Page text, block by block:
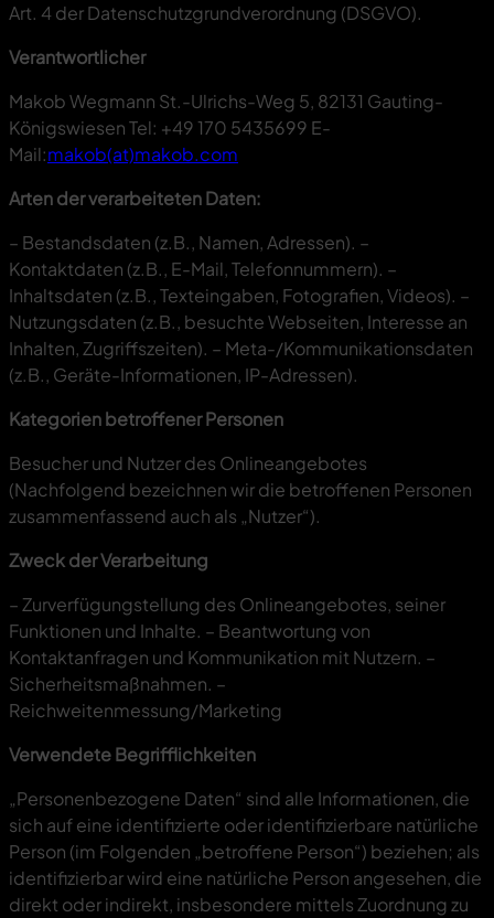
Art. 4 der Datenschutzgrundverordnung (DSGVO).
Verantwortlicher
Makob Wegmann St.-Ulrichs-Weg 5, 82131 Gauting-
Königswiesen Tel: +49 170 5435699 E-
Mail:makob(at)makob.com
Arten der verarbeiteten Daten:
– Bestandsdaten (z.B., Namen, Adressen). –
Kontaktdaten (z.B., E-Mail, Telefonnummern). –
Inhaltsdaten (z.B., Texteingaben, Fotografien, Videos). –
Nutzungsdaten (z.B., besuchte Webseiten, Interesse an
Inhalten, Zugriffszeiten). – Meta-/Kommunikationsdaten
(z.B., Geräte-Informationen, IP-Adressen).
Kategorien betroffener Personen
Besucher und Nutzer des Onlineangebotes
(Nachfolgend bezeichnen wir die betroffenen Personen
zusammenfassend auch als „Nutzer“).
Zweck der Verarbeitung
– Zurverfügungstellung des Onlineangebotes, seiner
Funktionen und Inhalte. – Beantwortung von
Kontaktanfragen und Kommunikation mit Nutzern. –
Sicherheitsmaßnahmen. –
Reichweitenmessung/Marketing
Verwendete Begrifflichkeiten
„Personenbezogene Daten“ sind alle Informationen, die
sich auf eine identifizierte oder identifizierbare natürliche
Person (im Folgenden „betroffene Person“) beziehen; als
identifizierbar wird eine natürliche Person angesehen, die
direkt oder indirekt, insbesondere mittels Zuordnung zu